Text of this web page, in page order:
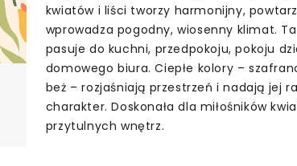
kwiatów i liści tworzy harmonijny,
wprowadza pogodny, wiosenny klimat.
pasuje do kuchni, przedpokoju, pokoju
domowego biura. Ciepłe kolory –
beż – rozjaśniają przestrzeń i nadają jej
charakter. Doskonała dla miłośników
przytulnych wnętrz.